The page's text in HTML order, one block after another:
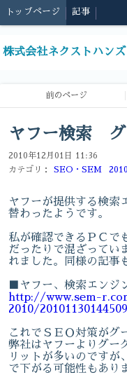
トップページ 記事
株式会社ネクストハン
前のページ
ヤフー検索 グ
2010年12月01日 11:36
カテゴリ：
SEO・SEM
ヤフーが提供する検索
替わったようです。
私が確認できるＰＣで
だったりで混ざってい
れました。同様の記事
■ヤフー、検索エンジ
http://www.sem-
2010/
これでＳＥＯ対策がグ
弊社はヤフーよりグー
リットが多いのですが
で下がる可能性もあり